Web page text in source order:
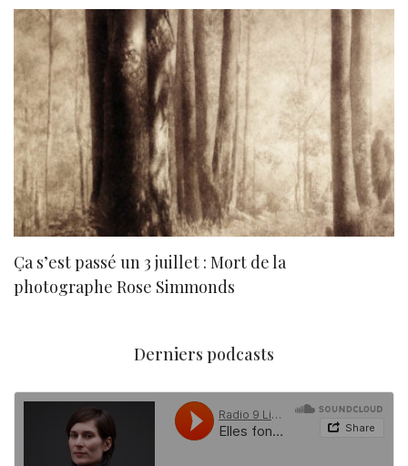
Ça s’est passé un 3 juillet : Mort de la
photographe Rose Simmonds
Derniers podcasts